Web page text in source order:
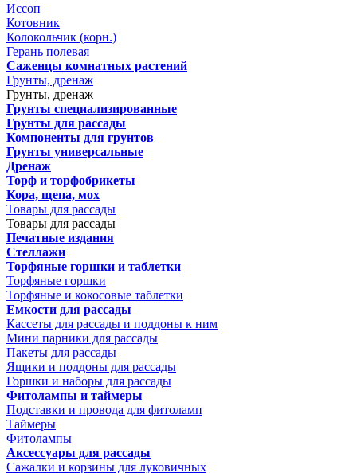
Иссоп
Котовник
Колокольчик (корн.)
Герань полевая
Саженцы комнатных растений
Грунты, дренаж
Грунты, дренаж
Грунты специализированные
Грунты для рассады
Компоненты для грунтов
Грунты универсальные
Дренаж
Торф и торфобрикеты
Кора, щепа, мох
Товары для рассады
Товары для рассады
Печатные издания
Стеллажи
Торфяные горшки и таблетки
Торфяные горшки
Торфяные и кокосовые таблетки
Емкости для рассады
Кассеты для рассады и поддоны к ним
Мини парники для рассады
Пакеты для рассады
Ящики и поддоны для рассады
Горшки и наборы для рассады
Фитолампы и таймеры
Подставки и провода для фитоламп
Таймеры
Фитолампы
Аксессуары для рассады
Сажалки и корзины для луковичных